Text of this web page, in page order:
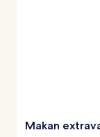
Makan